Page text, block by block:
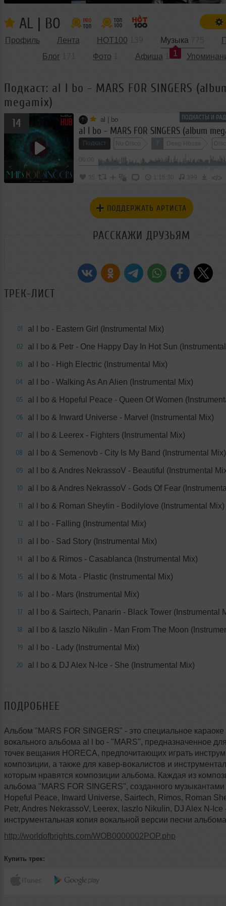
AL | BO
Профиль Лента HOT100
Музыка
1
Блог
Фото Афиша
Подкаст: al l bo - MARS FOR SINGERS
megamix)
ПОДКАСТЫ И
14 al | bo
al l bo - MARS FOR SINGERS (album
Подкаст Nu Disco 7 Deep House
35 1:15:30 399 </>
ПОДДЕРЖАТЬ АРТИСТА
РАССКАЖИ ДРУЗЬЯМ
ТРЕК-ЛИСТ
01 al l bo - Eastern Girl (Instrumental Mix)
02 al l bo & Petr - One Happy Day In Hot Sun
03 al l bo - High Electric (Instrumental Mix)
04 al l bo - Walking As An Alien (Instrumental Mix)
05 al l bo & Hopeful Peace - Queen Of Women
06 al l bo & Inward Universe - Marvel (Instrumental Mix)
07 al l bo & Leerex - Fighters (Instrumental Mix)
08 al l bo & Semenovb - City Is My Band (Instrumental Mix)
09 al l bo & Andres NekrassoV - Beautiful (Instrumental
10 al l bo & Andres NekrassoV - Gods Of Fear
11 al l bo & Roman Sheylin - Bodilylove (Instrumental Mix)
12 al l bo - Falling (Instrumental Mix)
13 al l bo - Sad Story (Instrumental Mix)
14 al l bo & Rimos - Casablanca (Instrumental Mix)
15 al l bo & Mota - Plastic (Instrumental Mix)
16 al l bo - Mars (Instrumental Mix)
17 al l bo & Sairtech, Panarin - Black Tower (Instrumental
18 al l bo & laszlo Nikulin - Man From The Moon
19 al l bo - Lady (Instrumental Mix)
20 al l bo & DJ Alex N-Ice - She (Instrumental Mix)
ПОДРОБНЕЕ
Альбом "MARS FOR SINGERS" - это специальное караоке
вокального альбома al l bo - "MARS", предназначенное
точек вещания HORECA, предпочитающих играть
композиции, а также для кавер-вокалистов и
которым нравятся композиции альбома. Каждая из
альбома "MARS FOR SINGERS", созданного музыкантами
Hopeful Peace, Inward Universe, Sairtech, Rimos, Roman
Petr, Andres NekrassoV, Leerex, laszlo Nikulin, DJ Alex N-Ice
инструментальная копия вокальной версии песни
http://worldofbrights.com/WOB0000002POP.php
Купить трек: